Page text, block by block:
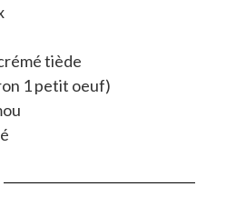
tiède
1 petit oeuf)